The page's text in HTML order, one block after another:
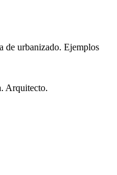
de urbanizado. Ejemplos
Arquitecto.